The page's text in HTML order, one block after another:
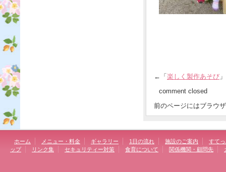
←「 楽しく製作あそび
comment closed
前のページにはブラウ
ホーム メニュー・料金 ギャラリー 1日の流れ 施設のご案内
すて
ップ
リンク集 セキュリティー対策 食育について 関係機関・顧問先